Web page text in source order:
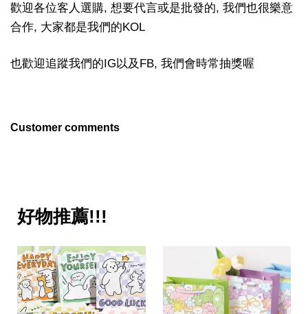
歡迎各位客人選購, 想要代言或是批發的, 我們也很樂意
合作, 大家都是我們的KOL
也歡迎追蹤我們的IG以及FB, 我們會時常抽獎喔
Customer comments
好物推薦!!!